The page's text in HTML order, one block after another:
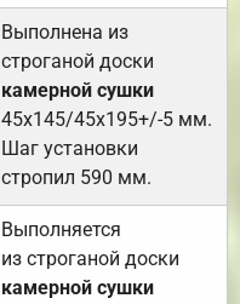
Выполнена из
строганой доски
камерной сушки
45х145/45х195+/-5 мм.
Шаг установки
стропил 590 мм.
Выполняется
из строганой доски
камерной сушки